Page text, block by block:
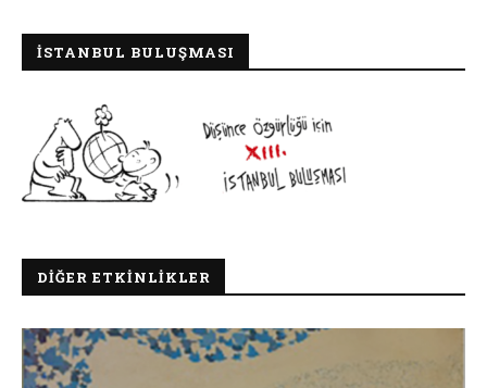
İSTANBUL BULUŞMASI
DIĞER ETKINLIKLER